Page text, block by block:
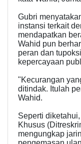
Gubri
instansi terkait
mendapatkan
Wahid pun
peran dan
kepercayaan
"Kecurangan
ditindak. Itulah
Wahid.
Seperti
Khusus
mengungkap